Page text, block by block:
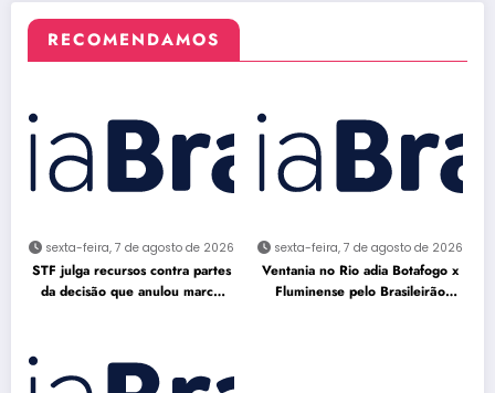
RECOMENDAMOS
sexta-feira, 7 de agosto de 2026
STF julga recursos contra partes
da decisão que anulou marco
sexta-feira, 7 de agosto de 2026
Ventania no Rio adia Botafogo x
Fluminense pelo Brasileirão